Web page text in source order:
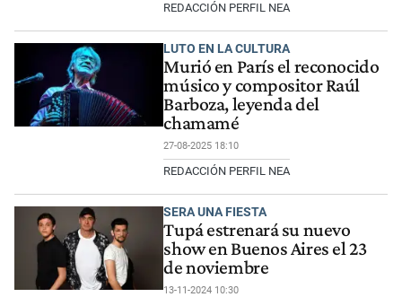
REDACCIÓN PERFIL NEA
LUTO EN LA CULTURA
Murió en París el reconocido
músico y compositor Raúl
Barboza, leyenda del
chamamé
27-08-2025 18:10
REDACCIÓN PERFIL NEA
SERA UNA FIESTA
Tupá estrenará su nuevo
show en Buenos Aires el 23
de noviembre
13-11-2024 10:30